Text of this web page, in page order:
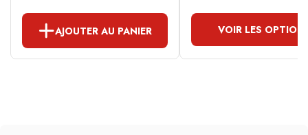
AJOUTER AU PANIER VOIR LES